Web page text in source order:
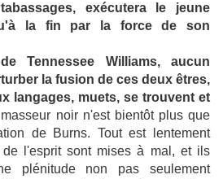
exécutera le jeune
la fin par la force de son
Tennessee Williams, aucun
la fusion de ces deux êtres,
langages, muets, se trouvent et
noir n'est bientôt plus que
de Burns. Tout est lentement
de l'esprit sont mises à mal, et ils
plénitude non pas seulement